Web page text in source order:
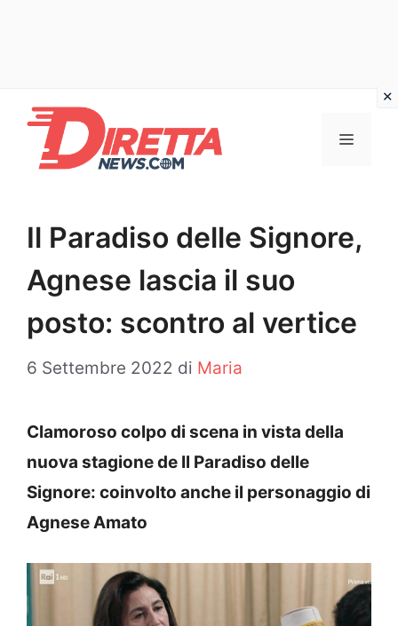
contenuto
Menu
Il Paradiso delle Signore,
Agnese lascia il suo
posto: scontro al vertice
6 Settembre 2022 di Maria
Clamoroso colpo di scena in vista della
nuova stagione de Il Paradiso delle
Signore: coinvolto anche il personaggio di
Agnese Amato